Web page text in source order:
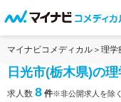
マイナビコメディカル 理学
日光市(栃木県)の
求人数 8 件※非公開求人を除く